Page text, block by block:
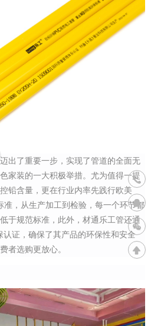
出了重要一步，实现了管道的全面无
家装的一大积极举措。尤为值得一提
铅含量，更在行业内率先践行欧美
准，从生产加工到检验，每一个环节都
于规范标准，此外，材通乐工管还通
认证，确保了其产品的环保性和安全
者选购更放心。
联